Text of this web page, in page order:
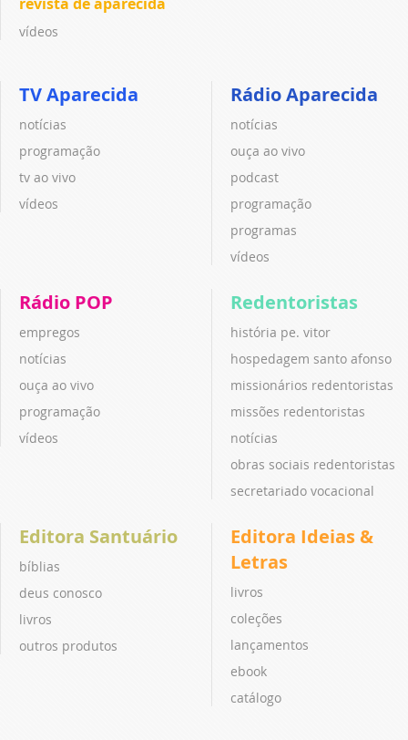
revista de aparecida
vídeos
TV Aparecida
notícias
programação
tv ao vivo
vídeos
Rádio Aparecida
notícias
ouça ao vivo
podcast
programação
programas
vídeos
Rádio POP
empregos
notícias
ouça ao vivo
programação
vídeos
Redentoristas
história pe. vitor
hospedagem santo afonso
missionários redentoristas
missões redentoristas
notícias
obras sociais redentoristas
secretariado vocacional
Editora Santuário
bíblias
deus conosco
livros
outros produtos
Editora Ideias &
Letras
livros
coleções
lançamentos
ebook
catálogo